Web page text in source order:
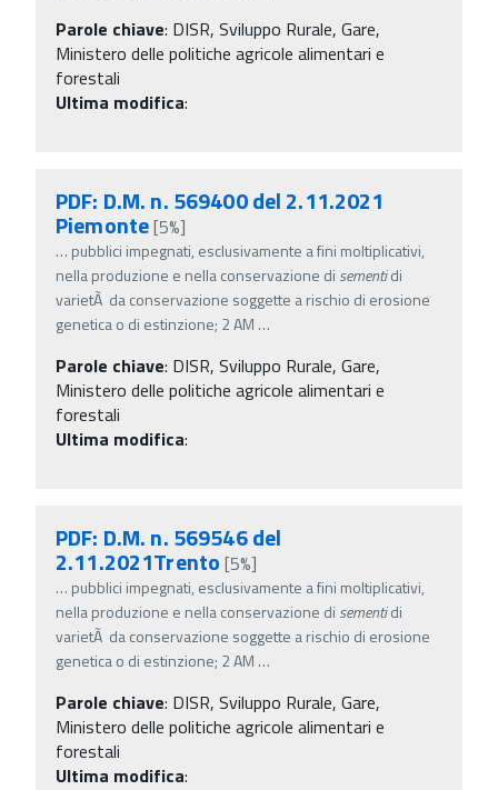
Parole chiave: DISR, Sviluppo Rurale, Gare,
Ministero delle politiche agricole alimentari e
forestali
Ultima modifica:
PDF: D.M. n. 569400 del 2.11.2021
Piemonte[5%]
… pubblici impegnati, esclusivamente a fini moltiplicativi,
nella produzione e nella conservazione di sementidi
varietÃ da conservazione soggette a rischio di erosione
genetica o di estinzione; 2 AM …
Parole chiave: DISR, Sviluppo Rurale, Gare,
Ministero delle politiche agricole alimentari e
forestali
Ultima modifica:
PDF: D.M. n. 569546 del
2.11.2021Trento [5%]
… pubblici impegnati, esclusivamente a fini moltiplicativi,
nella produzione e nella conservazione di sementidi
varietÃ da conservazione soggette a rischio di erosione
genetica o di estinzione; 2 AM …
Parole chiave: DISR, Sviluppo Rurale, Gare,
Ministero delle politiche agricole alimentari e
forestali
Ultima modifica: